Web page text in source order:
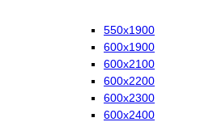
550х1900
600х1900
600х2100
600х2200
600х2300
600х2400